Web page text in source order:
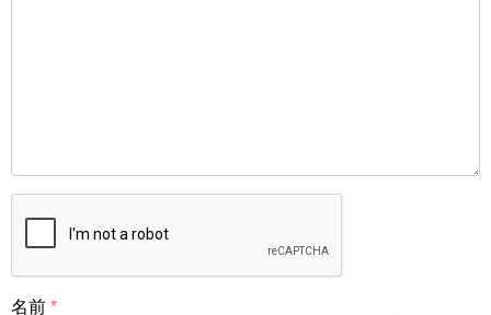
名前 *